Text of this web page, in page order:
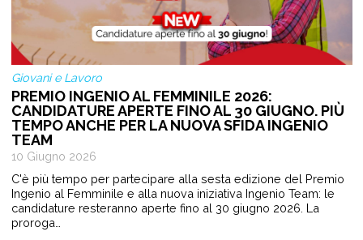
Giovani e Lavoro
PREMIO INGENIO AL FEMMINILE 2026:
CANDIDATURE APERTE FINO AL 30 GIUGNO. PIÙ
TEMPO ANCHE PER LA NUOVA SFIDA INGENIO
TEAM
10 Giugno 2026
C'è più tempo per partecipare alla sesta edizione del Premio
Ingenio al Femminile e alla nuova iniziativa Ingenio Team: le
candidature resteranno aperte fino al 30 giugno 2026. La
proroga…